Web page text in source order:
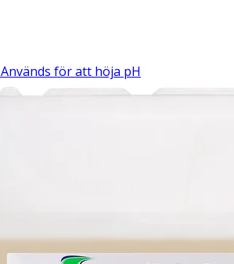
Används för att höja pH